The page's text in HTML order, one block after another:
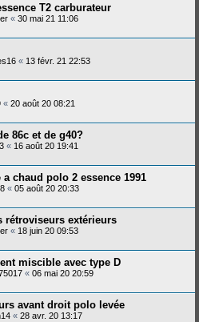
T2 carburateur
« 30 mai 21 11:06
« 13 févr. 21 22:53
« 20 août 20 08:21
86c et de g40?
« 16 août 20 19:41
chaud polo 2 essence 1991
« 05 août 20 20:33
rétroviseurs extérieurs
« 18 juin 20 09:53
miscible avec type D
« 06 mai 20 20:59
avant droit polo levée
« 28 avr. 20 13:17